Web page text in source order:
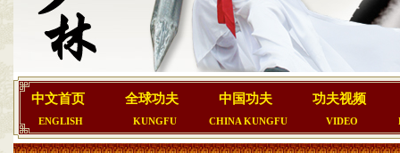
中文首页
ENGLISH
全球功夫
KUNGFU
中国功夫
CHINA KUNGFU
功夫视频
VIDEO